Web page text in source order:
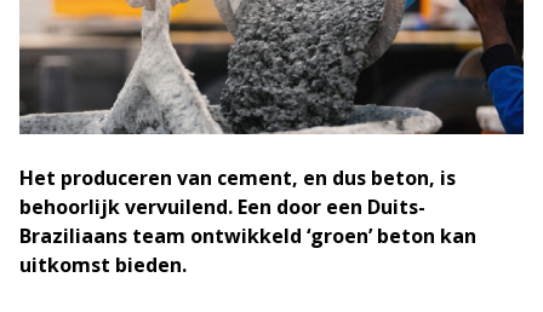
Het produceren van cement, en dus beton, is
behoorlijk vervuilend. Een door een Duits-
Braziliaans team ontwikkeld ‘groen’ beton kan
uitkomst bieden.